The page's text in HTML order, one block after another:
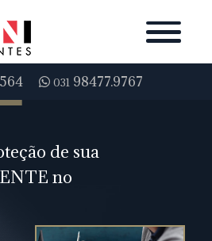
031 98477.9767
de sua
no